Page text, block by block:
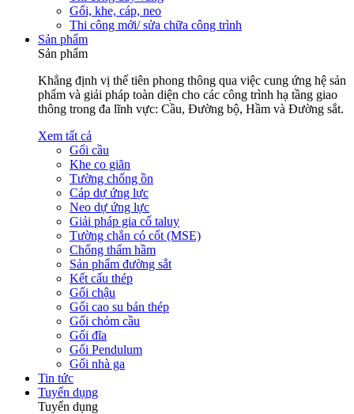
Gối, khe, cáp, neo
Thi công mới/ sửa chữa công trình
Sản phẩm
Sản phẩm
Khẳng định vị thế tiên phong thông qua việc cung ứng hệ sản
phẩm và giải pháp toàn diện cho các công trình hạ tầng giao
thông trong đa lĩnh vực: Cầu, Đường bộ, Hầm và Đường sắt.
Xem tất cả
Gối cầu
Khe co giãn
Tường chống ồn
Cáp dự ứng lực
Neo dự ứng lực
Giải pháp gia cố taluy
Tường chắn có cốt (MSE)
Chống thấm hầm
Sản phẩm đường sắt
Kết cấu thép
Gối chậu
Gối cao su bản thép
Gối chỏm cầu
Gối đĩa
Gối Pendulum
Gối nhà ga
Tin tức
Tuyển dụng
Tuyển dụng